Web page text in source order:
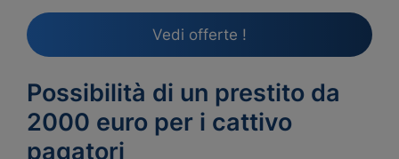
Vedi offerte !
Possibilità di un prestito da
2000 euro per i cattivo
pagatori